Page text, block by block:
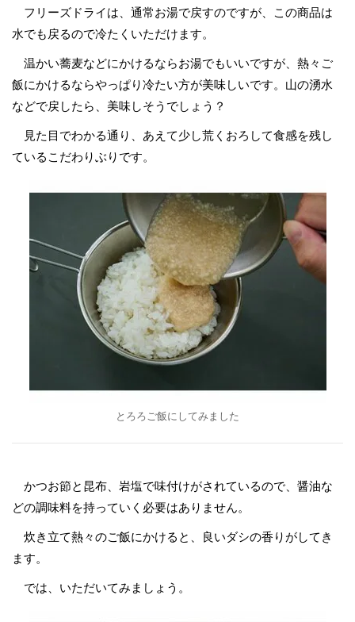
フリーズドライは、通常お湯で戻すのですが、この商品は
水でも戻るので冷たくいただけます。
温かい蕎麦などにかけるならお湯でもいいですが、熱々ご
飯にかけるならやっぱり冷たい方が美味しいです。山の湧水
などで戻したら、美味しそうでしょう？
見た目でわかる通り、あえて少し荒くおろして食感を残し
ているこだわりぶりです。
とろろご飯にしてみました
かつお節と昆布、岩塩で味付けがされているので、醤油な
どの調味料を持っていく必要はありません。
炊き立て熱々のご飯にかけると、良いダシの香りがしてき
ます。
では、いただいてみましょう。